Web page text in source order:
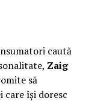
caută
Zaig
să
își doresc